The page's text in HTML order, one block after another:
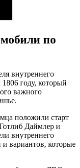
по
внутреннего
году, который
важного
положили старт
Даймлер и
внутреннего
вариантов, которые